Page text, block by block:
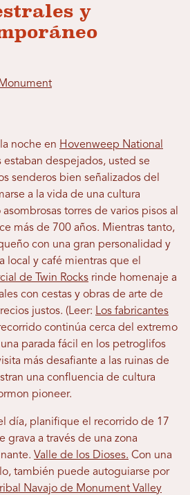
y
noche en Hovenweep National
estaban despejados, usted se
senderos bien señalizados del
a la vida de una cultura
torres de varios pisos al
más de 700 años. Mientras tanto,
con una gran personalidad y
local y café mientras que el
de Twin Rocks rinde homenaje a
con cestas y obras de arte de
justos. (Leer: Los fabricantes
continúa cerca del extremo
una parada fácil en los petroglifos
más desafiante a las ruinas de
una confluencia de cultura
pioneer.
día, planifique el recorrido de 17
grava a través de una zona
Valle de los Dioses. Con una
también puede autoguiarse por
Navajo de Monument Valley